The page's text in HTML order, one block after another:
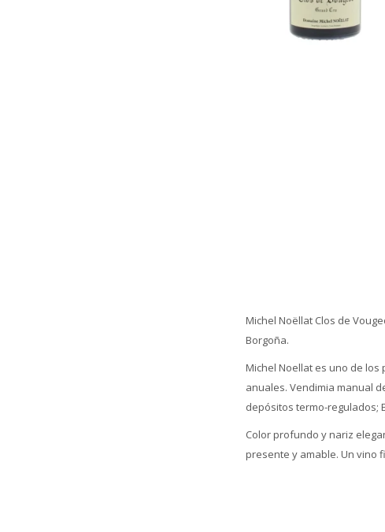
Michel Noëllat Clos de
Borgoña.
Michel Noellat es uno de
anuales. Vendimia manual
depósitos termo-regulados;
Color profundo y nariz
presente y amable. Un vino